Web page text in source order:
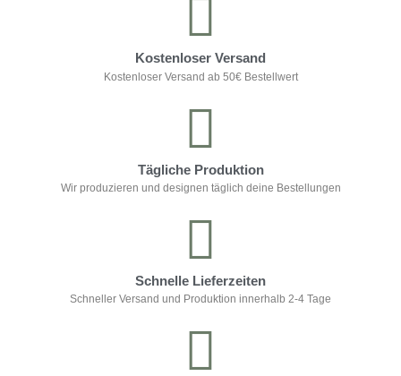
Kostenloser Versand
Kostenloser Versand ab 50€ Bestellwert
Tägliche Produktion
Wir produzieren und designen täglich deine Bestellungen
Schnelle Lieferzeiten
Schneller Versand und Produktion innerhalb 2-4 Tage